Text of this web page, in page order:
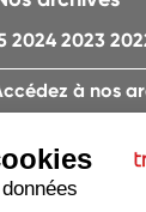
2024 2023
à nos